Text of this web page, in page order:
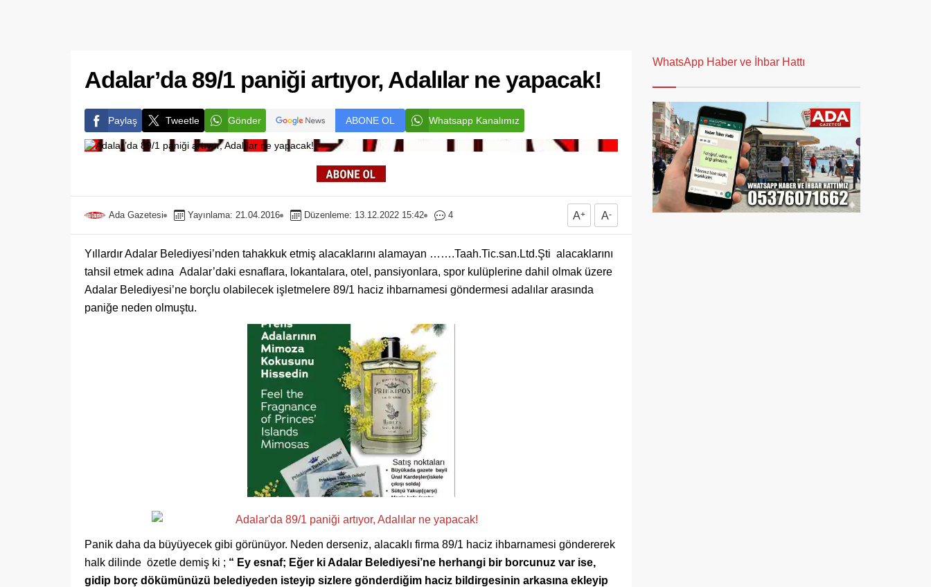
Adalar’da 89/1 paniği artıyor, Adalılar ne yapacak!
Paylaş Tweetle Gönder ABONE OL Whatsapp Kanalımız
Ada Gazetesi Yayınlama: 21.04.2016 Düzenleme: 13.12.2022 15:42 4 A+ A-
Yıllardır Adalar Belediyesi’nden tahakkuk etmiş alacaklarını alamayan …….Taah.Tic.san.Ltd.Şti alacaklarını
tahsil etmek adına Adalar’daki esnaflara, lokantalara, otel, pansiyonlara, spor kulüplerine dahil olmak üzere
Adalar Belediyesi’ne borçlu olabilecek işletmelere 89/1 haciz ihbarnamesi göndermesi adalılar arasında
paniğe neden olmuştu.
Panik daha da büyüyecek gibi görünüyor. Neden derseniz, alacaklı firma 89/1 haciz ihbarnamesi göndererek
halk dilinde özetle demiş ki ; “ Ey esnaf; Eğer ki Adalar Belediyesi’ne herhangi bir borcunuz var ise,
gidip borç dökümünüzü belediyeden isteyip sizlere gönderdiğim haciz bildirgesinin arkasına ekleyip
WhatsApp Haber ve İhbar Hattı